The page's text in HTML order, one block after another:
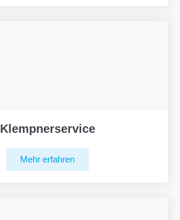
Klempnerservice
Mehr erfahren